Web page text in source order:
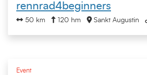
rennrad4beginners
50 km 120 hm Sankt Augustin
Event